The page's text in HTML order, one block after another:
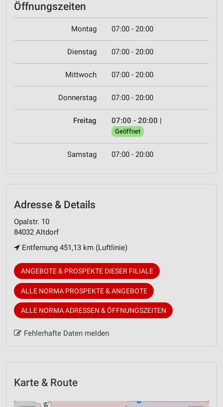
Öffnungszeiten
Montag 07:00 - 20:00
Dienstag 07:00 - 20:00
Mittwoch 07:00 - 20:00
Donnerstag 07:00 - 20:00
Freitag 07:00 - 20:00 |
Geöffnet
Samstag 07:00 - 20:00
Adresse & Details
Opalstr. 10
84032 Altdorf
Entfernung 451,13 km (Luftlinie)
ANGEBOTE & PROSPEKTE DIESER FILIALE
ALLE NORMA PROSPEKTE & ANGEBOTE
ALLE NORMA ADRESSEN & ÖFFNUNGSZEITEN
Fehlerhafte Daten melden
Karte & Route